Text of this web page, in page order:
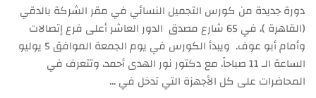
دورة جديدة من كورس التجميل النسائي في مقر الشركة بالدقي
(القاهرة )، في 65 شارع مصدق الدور العاشر أعلى فرع إتصالات
وأمام أبو عوف. ويبدأ الكورس في يوم الجمعة الموافق 5 يوليو
الساعة الـ 11 صباحاً، مع دكتور نور الهدى أحمد، وتتعرف في
المحاضرات على كل الأجهزة التي تدخل في …